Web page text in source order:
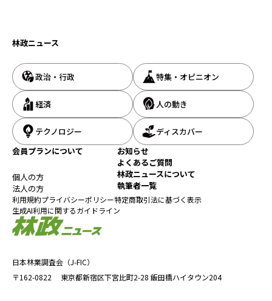
日本林業調査会（J-FIC）
〒162-0822
東京都新宿区下宮比町2-28 飯田橋ハイタウン204
林政ニュース
政治・行政 特集・オピニオン
経済 人の動き
テクノロジー
ディスカバー
会員プランについて
個人の方
法人の方
お知らせ
よくあるご質問
林政ニュースについて
執筆者一覧
利用規約プライバシーポリシー特定商取引法に基づく表示
生成AI利用に関するガイドライン